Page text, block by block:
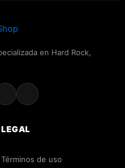
con letras que hablan de
en Hard Rock,
LEGAL
Términos de uso